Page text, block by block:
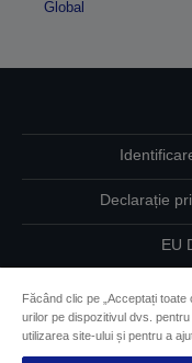
Global
Declarație
EU
Făcând clic pe „Acceptați
urilor pe dispozitivul dvs.
utilizarea site-ului și pentru a